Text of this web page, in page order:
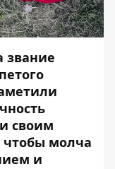
звание
своим
чтобы молча
и